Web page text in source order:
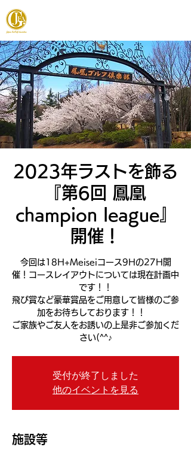
2023年ラストを飾る
『第6回 鳳凰
champion league』
開催！
今回は18H+Meiseiコース9Hの27H開
催！コースレイアウトについては現在計画中
です！！
飛び賞など豪華賞品をご用意して皆様のご参
加をお待ちしております！！
ご家族やご友人をお誘いの上是非ご参加くだ
さい(^^♪
受付が終了しました
他のイベントを見る
施設等